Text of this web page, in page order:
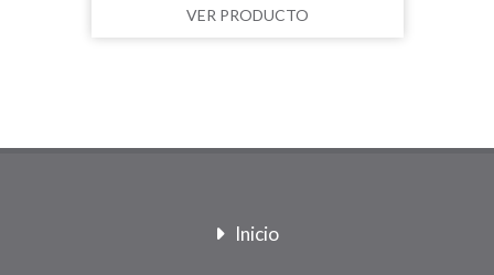
VER PRODUCTO
Inicio